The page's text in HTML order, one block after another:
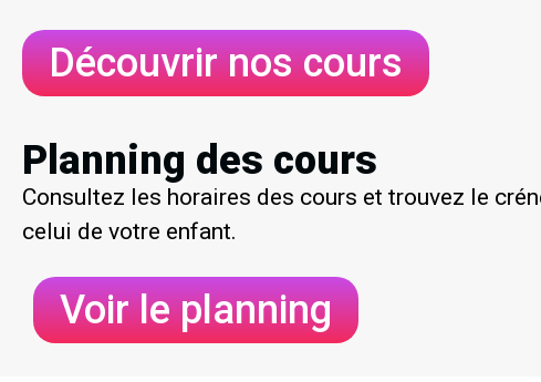
Découvrir nos cours
Planning des cours
Consultez les horaires des cours et trouvez le
celui de votre enfant.
Voir le planning